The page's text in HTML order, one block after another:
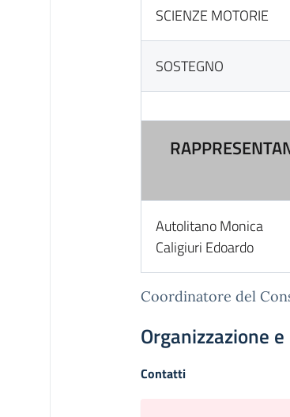
SCIENZE MOTORIE
SOSTEGNO
Autolitano Monica
Caligiuri Edoardo
Coordinatore del
Organizzazione
Contatti